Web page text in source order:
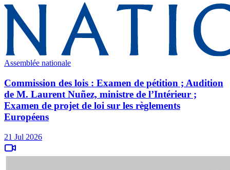
Assemblée nationale
Commission des lois : Examen de pétition ; Audition
de M. Laurent Nuñez, ministre de l’Intérieur ;
Examen de projet de loi sur les règlements
Européens
21 Jul 2026